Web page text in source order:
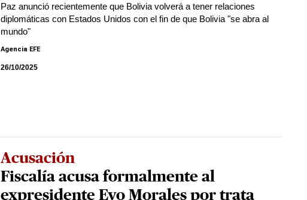
Paz anunció recientemente que Bolivia volverá a tener relaciones
diplomáticas con Estados Unidos con el fin de que Bolivia "se abra al
mundo"
Agencia EFE
26/10/2025
Acusación
Fiscalía acusa formalmente al
expresidente Evo Morales por trata